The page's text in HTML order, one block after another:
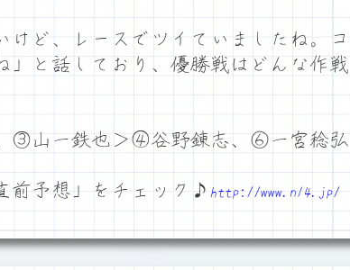
ど、レースでツイていましたね。コ
」と話しており、優勝戦はどんな作戦
③山一鉄也＞④谷野錬志、⑥一宮稔弘
前予想」をチェック♪ http://www.n14.jp/